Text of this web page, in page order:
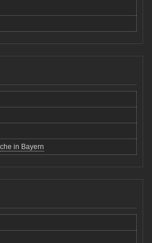
in Bayern